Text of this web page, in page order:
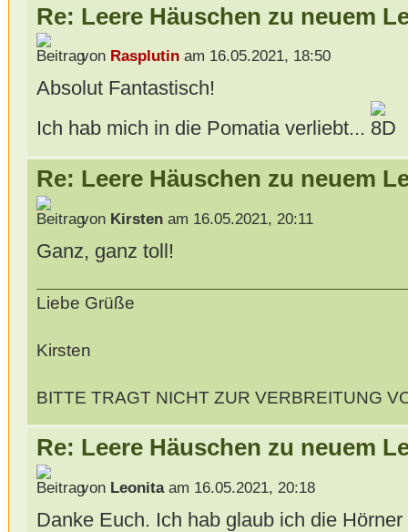
Re: Leere Häuschen zu neuem
von Rasplutinam 16.05.2021, 18:50
Absolut Fantastisch!
Ich hab mich in die Pomatia verliebt...
Re: Leere Häuschen zu neuem
von Kirstenam 16.05.2021, 20:11
Ganz, ganz toll!
Liebe Grüße
Kirsten
BITTE TRAGT NICHT ZUR VERBREITUNG
Re: Leere Häuschen zu neuem
von Leonitaam 16.05.2021, 20:18
Danke Euch. Ich hab glaub ich die